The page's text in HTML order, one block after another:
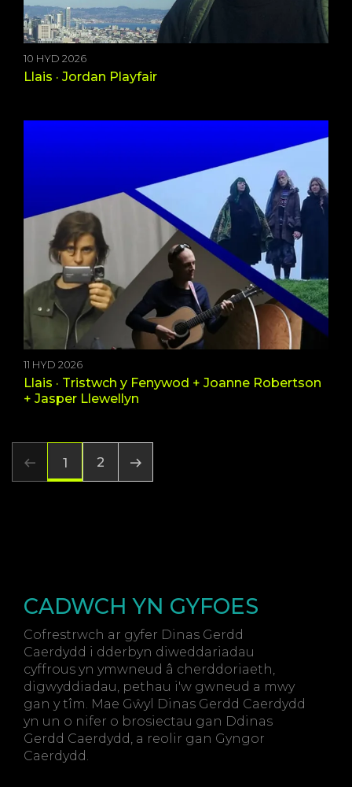
10 HYD 2026
Llais · Jordan Playfair
11 HYD 2026
Llais · Tristwch y Fenywod + Joanne Robertson
+ Jasper Llewellyn
1 2
CADWCH YN GYFOES
Cofrestrwch ar gyfer Dinas Gerdd
Caerdydd i dderbyn diweddariadau
cyffrous yn ymwneud â cherddoriaeth,
digwyddiadau, pethau i'w gwneud a mwy
gan y tîm. Mae Gŵyl Dinas Gerdd Caerdydd
yn un o nifer o brosiectau gan Ddinas
Gerdd Caerdydd, a reolir gan Gyngor
Caerdydd.